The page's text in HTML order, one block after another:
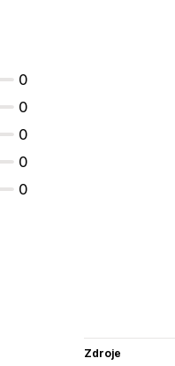
0
0
0
0
0
Zdroje